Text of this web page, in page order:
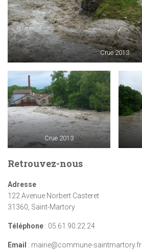
Crue 2013
Crue 2013
Retrouvez-nous
Adresse
122 Avenue Norbert Casteret
31360, Saint-Martory
Téléphone : 05.61.90.22.24
Email : mairie@commune-saintmartory.fr